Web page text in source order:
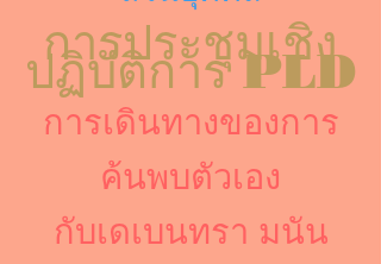
การประชุมเชิง
ปฏิบัติการ PLD
การเดินทางของการ
ค้นพบตัวเอง
กับเดเบนทรา มนัน